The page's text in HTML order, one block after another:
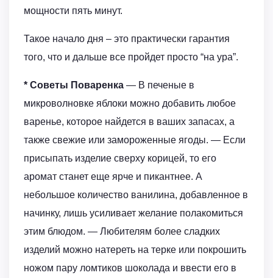
мощности пять минут.
Такое начало дня – это практически гарантия
того, что и дальше все пройдет просто “на ура”.
* Советы Поваренка — В печеные в
микроволновке яблоки можно добавить любое
варенье, которое найдется в ваших запасах, а
также свежие или замороженные ягоды. — Если
присыпать изделие сверху корицей, то его
аромат станет еще ярче и пикантнее. А
небольшое количество ванилина, добавленное в
начинку, лишь усиливает желание полакомиться
этим блюдом. — Любителям более сладких
изделий можно натереть на терке или покрошить
ножом пару ломтиков шоколада и ввести его в